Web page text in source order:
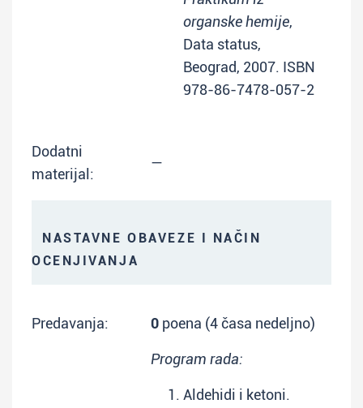
organske hemije,
Data status,
Beograd, 2007. ISBN
978-86-7478-057-2
Dodatni
materijal:
—
NASTAVNE OBAVEZE I NAČIN
OCENJIVANJA
Predavanja: 0 poena (4 časa nedeljno)
Program rada:
Aldehidi i ketoni.